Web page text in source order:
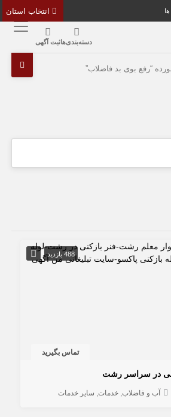
دسته‌بندی‌هاثبت آگهی
“رفع بوی بد فاضلاب”
488 بازدید
تماس بگیرید
زنی در سراسر رشت
آب و فاضلاب خدمات سایر خدمات